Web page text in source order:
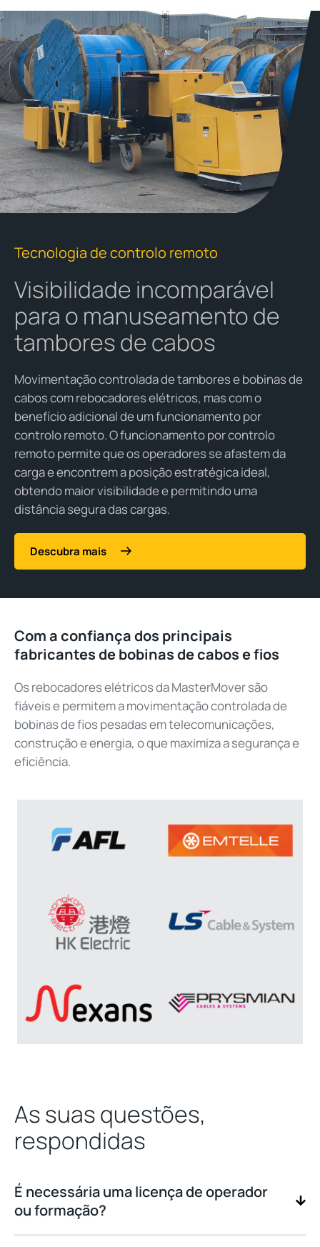
Tecnologia de controlo remoto
Visibilidade incomparável
para o manuseamento de
tambores de cabos
Movimentação controlada de tambores e bobinas de
cabos com rebocadores elétricos, mas com o
benefício adicional de um funcionamento por
controlo remoto. O funcionamento por controlo
remoto permite que os operadores se afastem da
carga e encontrem a posição estratégica ideal,
obtendo maior visibilidade e permitindo uma
distância segura das cargas.
Descubra mais
Com a confiança dos principais
fabricantes de bobinas de cabos e fios
Os rebocadores elétricos da MasterMover são
fiáveis e permitem a movimentação controlada de
bobinas de fios pesadas em telecomunicações,
construção e energia, o que maximiza a segurança e
eficiência.
As suas questões,
respondidas
É necessária uma licença de operador
ou formação?